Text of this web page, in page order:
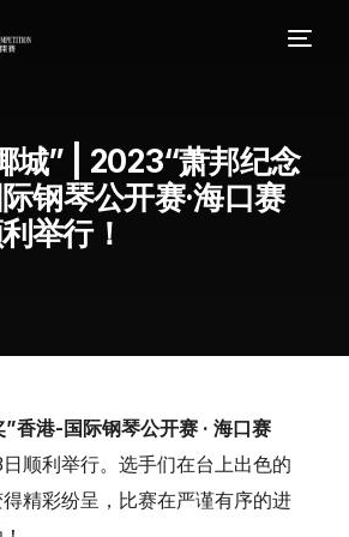
城” | 2023“萧邦纪念
钢琴公开赛·海口赛
举行！
香港-国际钢琴公开赛 · 海口赛
顺利举行。选手们在台上出色的
精彩纷呈，比赛在严谨有序的进